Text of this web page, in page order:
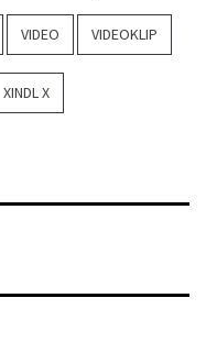
VIDEO VIDEOKLIP
XINDL X